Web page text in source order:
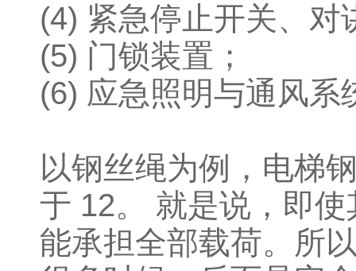
(4) 紧急停止开关、对
(5) 门锁装置；
(6) 应急照明与通风系
以钢丝绳为例，电梯
于 12。 就是说，即
能承担全部载荷。所